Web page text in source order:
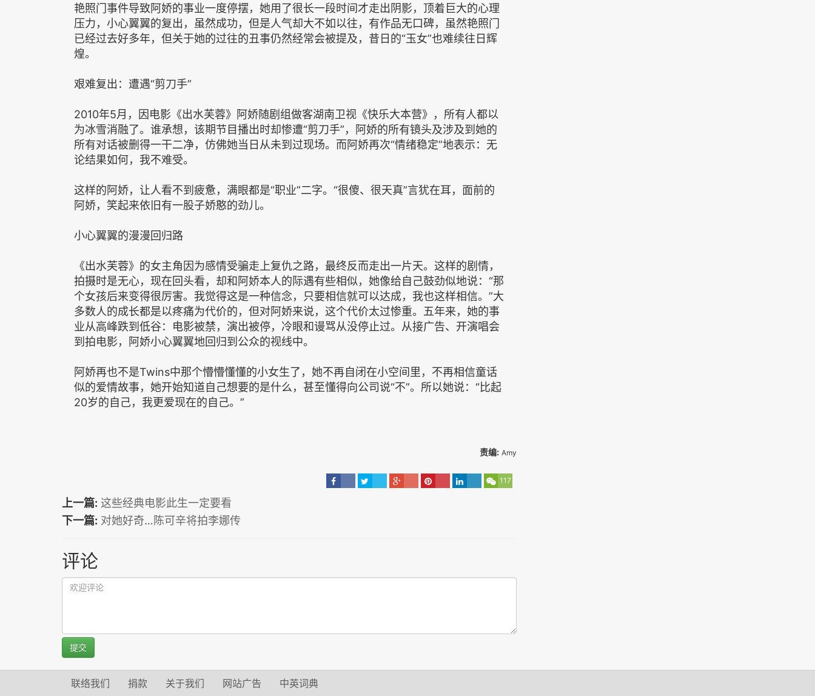
艳照门事件导致阿娇的事业一度停摆，她用了很长一段时间才走出阴影，顶着巨大的心理
压力，小心翼翼的复出，虽然成功，但是人气却大不如以往，有作品无口碑，虽然艳照门
已经过去好多年，但关于她的过往的丑事仍然经常会被提及，昔日的“玉女”也难续往日辉
煌。
艰难复出：遭遇“剪刀手”
2010年5月，因电影《出水芙蓉》阿娇随剧组做客湖南卫视《快乐大本营》，所有人都以
为冰雪消融了。谁承想，该期节目播出时却惨遭“剪刀手”，阿娇的所有镜头及涉及到她的
所有对话被删得一干二净，仿佛她当日从未到过现场。而阿娇再次“情绪稳定”地表示：无
论结果如何，我不难受。
这样的阿娇，让人看不到疲惫，满眼都是“职业”二字。“很傻、很天真”言犹在耳，面前的
阿娇，笑起来依旧有一股子娇憨的劲儿。
小心翼翼的漫漫回归路
《出水芙蓉》的女主角因为感情受骗走上复仇之路，最终反而走出一片天。这样的剧情，
拍摄时是无心，现在回头看，却和阿娇本人的际遇有些相似，她像给自己鼓劲似地说：“那
个女孩后来变得很厉害。我觉得这是一种信念，只要相信就可以达成，我也这样相信。”大
多数人的成长都是以疼痛为代价的，但对阿娇来说，这个代价太过惨重。五年来，她的事
业从高峰跌到低谷：电影被禁，演出被停，冷眼和谩骂从没停止过。从接广告、开演唱会
到拍电影，阿娇小心翼翼地回归到公众的视线中。
阿娇再也不是Twins中那个懵懵懂懂的小女生了，她不再自闭在小空间里，不再相信童话
似的爱情故事，她开始知道自己想要的是什么，甚至懂得向公司说“不”。所以她说：“比起
20岁的自己，我更爱现在的自己。”
责编: Amy
117
上一篇: 这些经典电影此生一定要看
下一篇: 对她好奇…陈可辛将拍李娜传
评论
提交
联络我们 捐款 关于我们 网站广告 中英词典